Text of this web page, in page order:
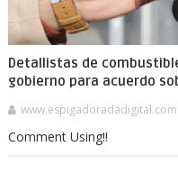
Detallistas de
gobierno para acuerdo
www.espigadoradadigital.com
Comment Using!!